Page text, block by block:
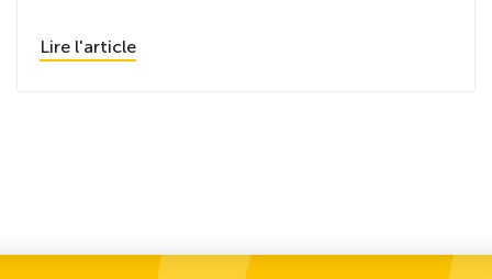
Lire l'article